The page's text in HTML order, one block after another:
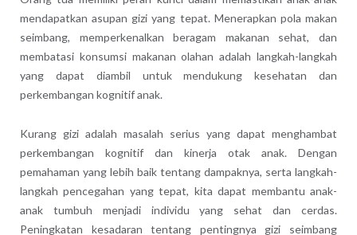
mendapatkan asupan gizi yang tepat. Menerapkan pola makan
seimbang, memperkenalkan beragam makanan sehat, dan
membatasi konsumsi makanan olahan adalah langkah-langkah
yang dapat diambil untuk mendukung kesehatan dan
perkembangan kognitif anak.
Kurang gizi adalah masalah serius yang dapat menghambat
perkembangan kognitif dan kinerja otak anak. Dengan
pemahaman yang lebih baik tentang dampaknya, serta langkah-
langkah pencegahan yang tepat, kita dapat membantu anak-
anak tumbuh menjadi individu yang sehat dan cerdas.
Peningkatan kesadaran tentang pentingnya gizi seimbang